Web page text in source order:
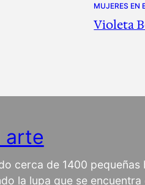
MUJERES EN
Violeta
arte
cerca de 1400
la lupa que se encuentra